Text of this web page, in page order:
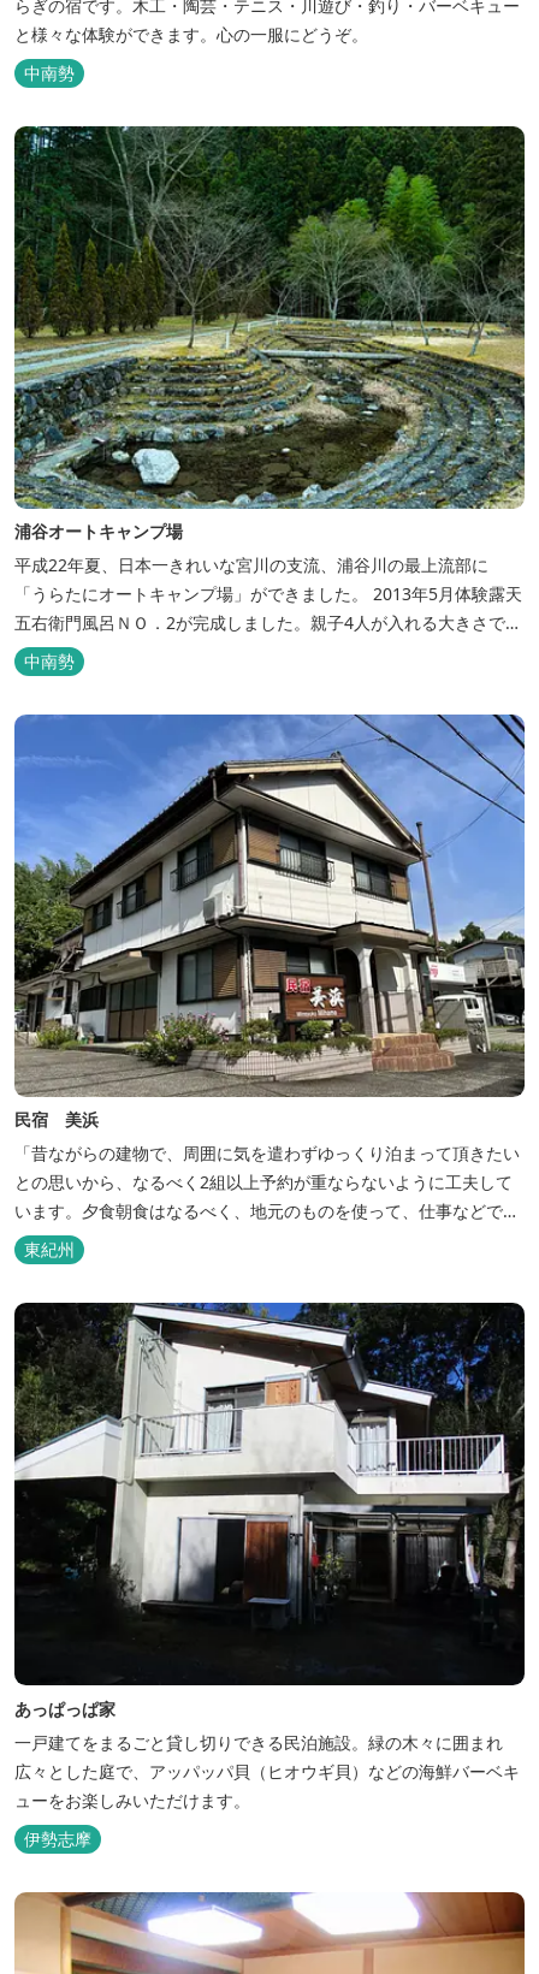
らぎの宿です。木工・陶芸・テニス・川遊び・釣り・バーベキュー
と様々な体験ができます。心の一服にどうぞ。
中南勢
浦谷オートキャンプ場
平成22年夏、日本一きれいな宮川の支流、浦谷川の最上流部に
「うらたにオートキャンプ場」ができました。 2013年5月体験露天
五右衛門風呂ＮＯ．2が完成しました。親子4人が入れる大きさで
す。中には腰掛けもあり、ゆっくり、星やホタルを見る事ができま
す。ひのきの香り漂う特製五右衛門風呂を自分で沸かし、入浴しま
せんか？ 同時にデッキ付ひのき小屋も完成しました。是非ご利用く
中南勢
民宿 美浜
「昔ながらの建物で、周囲に気を遣わずゆっくり泊まって頂きたい
との思いから、なるべく2組以上予約が重ならないように工夫して
います。夕食朝食はなるべく、地元のものを使って、仕事などで連
泊の方には日替わりでご用意します。」オーナー様談。もし重なっ
た場合は、ごめんなさい。
東紀州
あっぱっぱ家
一戸建てをまるごと貸し切りできる民泊施設。緑の木々に囲まれ
広々とした庭で、アッパッパ貝（ヒオウギ貝）などの海鮮バーベキ
ューをお楽しみいただけます。
伊勢志摩